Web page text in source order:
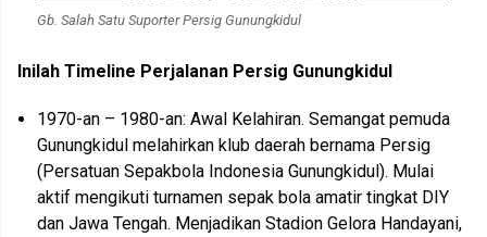
Gb. Salah Satu Suporter Persig Gunungkidul
Inilah Timeline Perjalanan Persig Gunungkidul
1970-an – 1980-an: Awal Kelahiran. Semangat pemuda
Gunungkidul melahirkan klub daerah bernama Persig
(Persatuan Sepakbola Indonesia Gunungkidul). Mulai
aktif mengikuti turnamen sepak bola amatir tingkat DIY
dan Jawa Tengah. Menjadikan Stadion Gelora Handayani,